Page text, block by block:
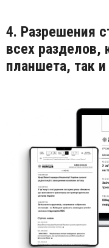
4. Разрешения
всех разделов,
планшета, так